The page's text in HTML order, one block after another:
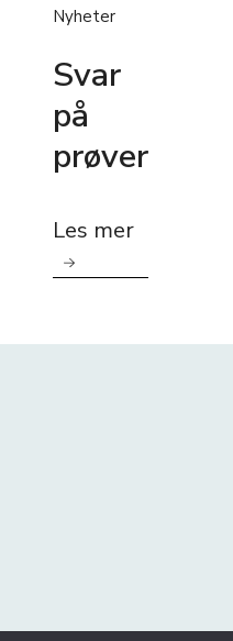
Nyheter
Svar
på
prøver
Les mer